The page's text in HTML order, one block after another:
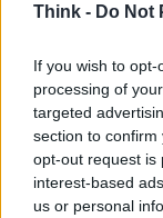
Think - Do Not
If you wish to
processing of
targeted
section to
opt-out request is
interest-based
us or personal